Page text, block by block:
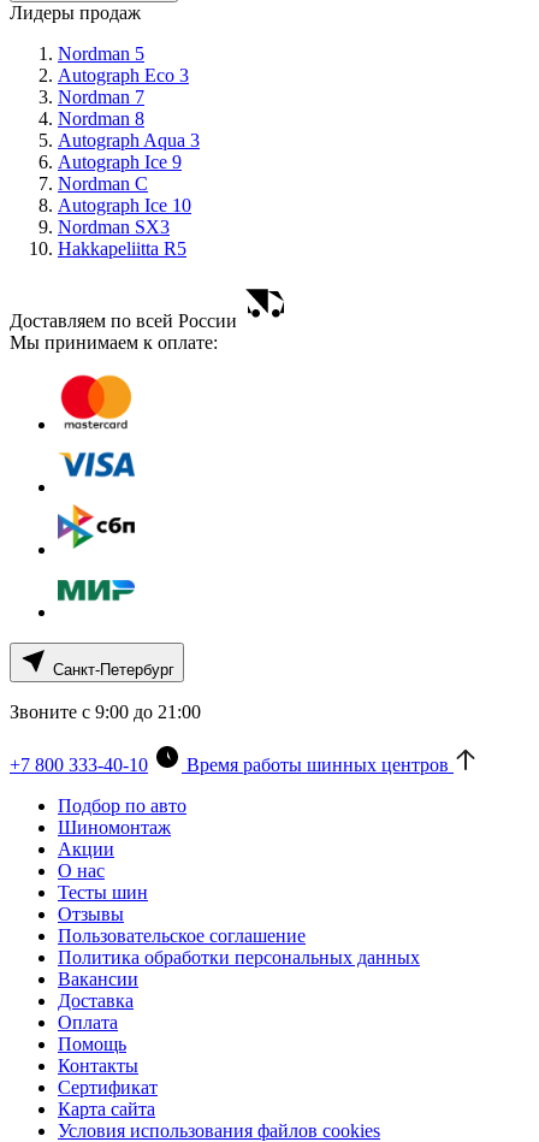
Лидеры продаж
Nordman 5
Autograph Eco 3
Nordman 7
Nordman 8
Autograph Aqua 3
Autograph Ice 9
Nordman C
Autograph Ice 10
Nordman SX3
Hakkapeliitta R5
Доставляем по всей России
Мы принимаем к оплате:
Санкт-Петербург
Звоните с 9:00 до 21:00
+7 800 333-40-10
Время работы шинных центров
Подбор по авто
Шиномонтаж
Акции
О нас
Тесты шин
Отзывы
Пользовательское соглашение
Политика обработки персональных данных
Вакансии
Доставка
Оплата
Помощь
Контакты
Сертификат
Карта сайта
Условия использования файлов cookies